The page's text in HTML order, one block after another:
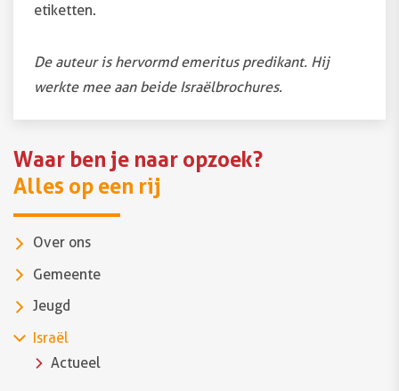
Waar ben je naar opzoek?
Alles op een rij
Over ons
Gemeente
Jeugd
Israël
Actueel
etiketten.
De auteur is hervormd emeritus predikant. Hij
werkte mee aan beide Israëlbrochures.